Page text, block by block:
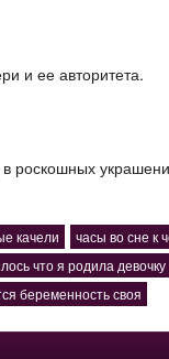
и ее авторитета.
роскошных
качели
часы во сне к
что я родила девочку
беременность своя